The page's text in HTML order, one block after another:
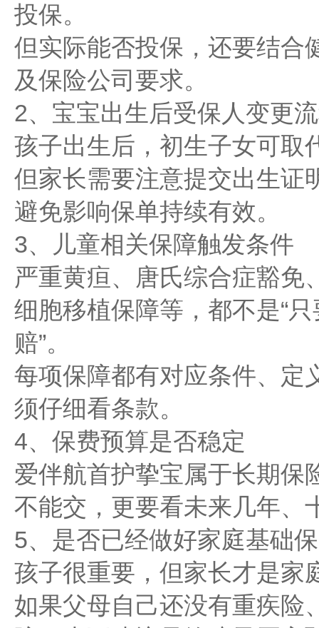
投保。
但实际能否投保，还要结合
及保险公司要求。
2、宝宝出生后受保人变更
孩子出生后，初生子女可取
但家长需要注意提交出生证
避免影响保单持续有效。
3、儿童相关保障触发条件
严重黄疸、唐氏综合症豁免
细胞移植保障等，都不是“
赔”。
每项保障都有对应条件、定
须仔细看条款。
4、保费预算是否稳定
爱伴航首护挚宝属于长期保
不能交，更要看未来几年、
5、是否已经做好家庭基础
孩子很重要，但家长才是家
如果父母自己还没有重疾险